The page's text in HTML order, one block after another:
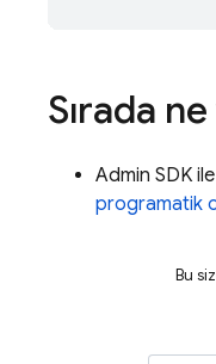
Sırada
Admin SDK ile
programatik
Bu